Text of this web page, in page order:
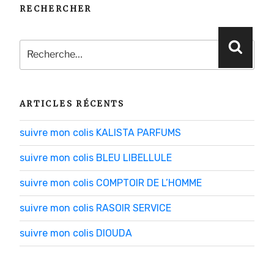
RECHERCHER
Recherche
pour
:
ARTICLES RÉCENTS
suivre mon colis KALISTA PARFUMS
suivre mon colis BLEU LIBELLULE
suivre mon colis COMPTOIR DE L’HOMME
suivre mon colis RASOIR SERVICE
suivre mon colis DIOUDA